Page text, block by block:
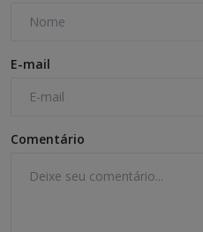
E-mail
Comentário